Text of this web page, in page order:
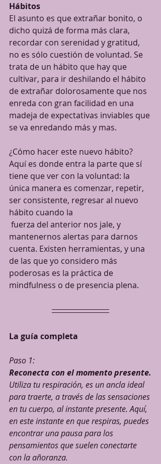
Hábitos
El asunto es que extrañar bonito, o
dicho quizá de forma más clara,
recordar con serenidad y gratitud,
no es sólo cuestión de voluntad. Se
trata de un hábito que hay que
cultivar, para ir deshilando el hábito
de extrañar dolorosamente que nos
enreda con gran facilidad en una
madeja de expectativas inviables que
se va enredando más y mas.
¿Cómo hacer este nuevo hábito?
Aquí es donde entra la parte que sí
tiene que ver con la voluntad: la
única manera es comenzar, repetir,
ser consistente, regresar al nuevo
hábito cuando la
mantenernos alertas para darnos
cuenta. Existen herramientas, y una
de las que yo considero más
poderosas es la práctica de
mindfulness o de presencia plena.
La guía completa
Paso 1:
Reconecta con el momento presente.
Utiliza tu respiración, es un ancla ideal
para traerte, a través de las sensaciones
en tu cuerpo, al instante presente. Aquí,
en este instante en que respiras, puedes
encontrar una pausa para los
pensamientos que suelen conectarte
con la añoranza.